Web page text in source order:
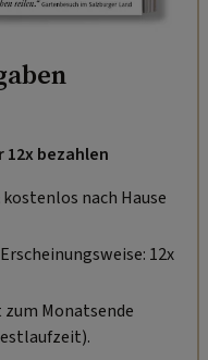
12x bezahlen
nach Hause
12x
Monatsende